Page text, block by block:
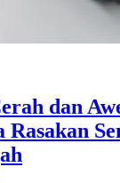
dan
Rasakan